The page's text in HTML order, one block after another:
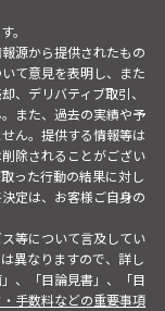
。
源から提供されたもの
て意見を表明し、また
、デリバティブ取引、
また、過去の実績や予
ん。提供する情報等は
除されることがござい
った行動の結果に対し
定は、お客様ご自身の
等について言及してい
異なりますので、詳し
、「目論見書」、「目
・手数料などの重要事項